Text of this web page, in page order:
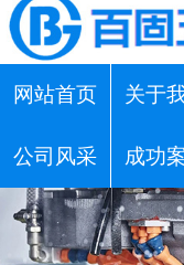
网站首页 关于
公司风采 成功